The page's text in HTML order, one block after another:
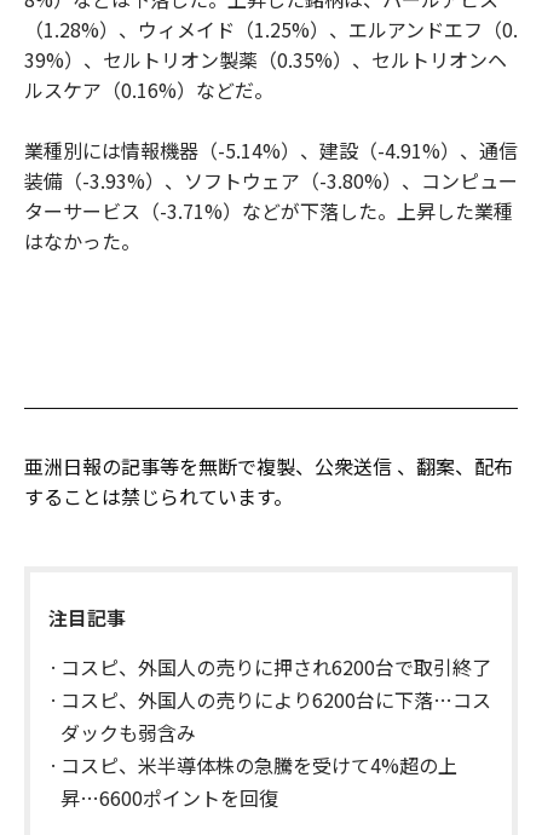
（1.28%）、ウィメイド（1.25%）、エルアンドエフ（0.
39%）、セルトリオン製薬（0.35%）、セルトリオンヘ
ルスケア（0.16%）などだ。
業種別には情報機器（-5.14%）、建設（-4.91%）、通信
装備（-3.93%）、ソフトウェア（-3.80%）、コンピュー
ターサービス（-3.71%）などが下落した。上昇した業種
はなかった。
亜洲日報の記事等を無断で複製、公衆送信 、翻案、配布
することは禁じられています。
注目記事
コスピ、外国人の売りに押され6200台で取引終了
コスピ、外国人の売りにより6200台に下落…コス
ダックも弱含み
コスピ、米半導体株の急騰を受けて4%超の上
昇…6600ポイントを回復